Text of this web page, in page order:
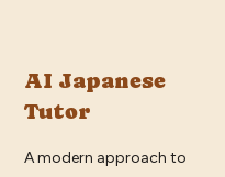
AI Japanese
Tutor
A modern approach to